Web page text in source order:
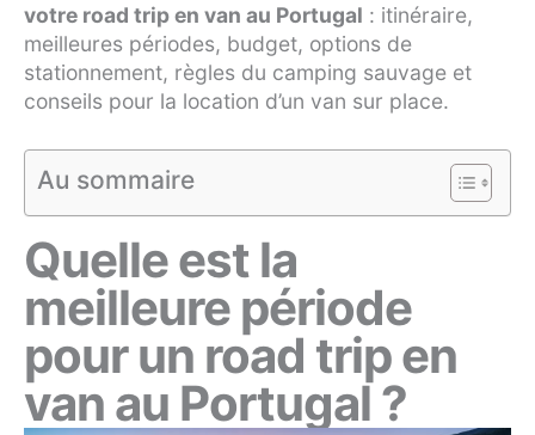
votre road trip en van au Portugal : itinéraire,
meilleures périodes, budget, options de
stationnement, règles du camping sauvage et
conseils pour la location d’un van sur place.
Au sommaire
Quelle est la
meilleure période
pour un road trip en
van au Portugal ?